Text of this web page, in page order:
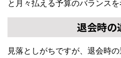
と月々払える予算のバランスを
退会時の
見落としがちですが、退会時